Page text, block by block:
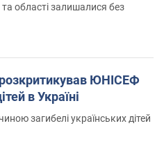
області залишалися без
ЮНІСЕФ
в Україні
загибелі українських дітей